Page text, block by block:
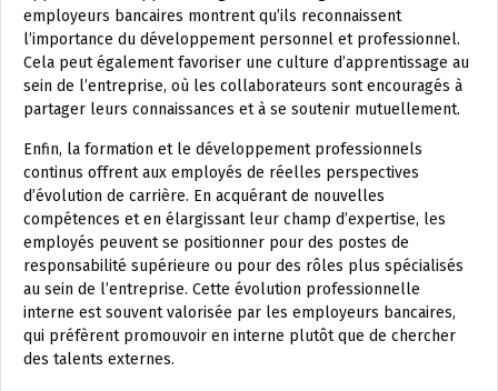
employeurs bancaires montrent qu’ils reconnaissent
l’importance du développement personnel et professionnel.
Cela peut également favoriser une culture d’apprentissage au
sein de l’entreprise, où les collaborateurs sont encouragés à
partager leurs connaissances et à se soutenir mutuellement.
Enfin, la formation et le développement professionnels
continus offrent aux employés de réelles perspectives
d’évolution de carrière. En acquérant de nouvelles
compétences et en élargissant leur champ d’expertise, les
employés peuvent se positionner pour des postes de
responsabilité supérieure ou pour des rôles plus spécialisés
au sein de l’entreprise. Cette évolution professionnelle
interne est souvent valorisée par les employeurs bancaires,
qui préfèrent promouvoir en interne plutôt que de chercher
des talents externes.